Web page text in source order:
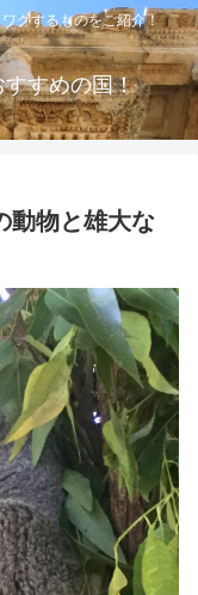
クするものをご紹介！
すめの国！
動物と雄大な